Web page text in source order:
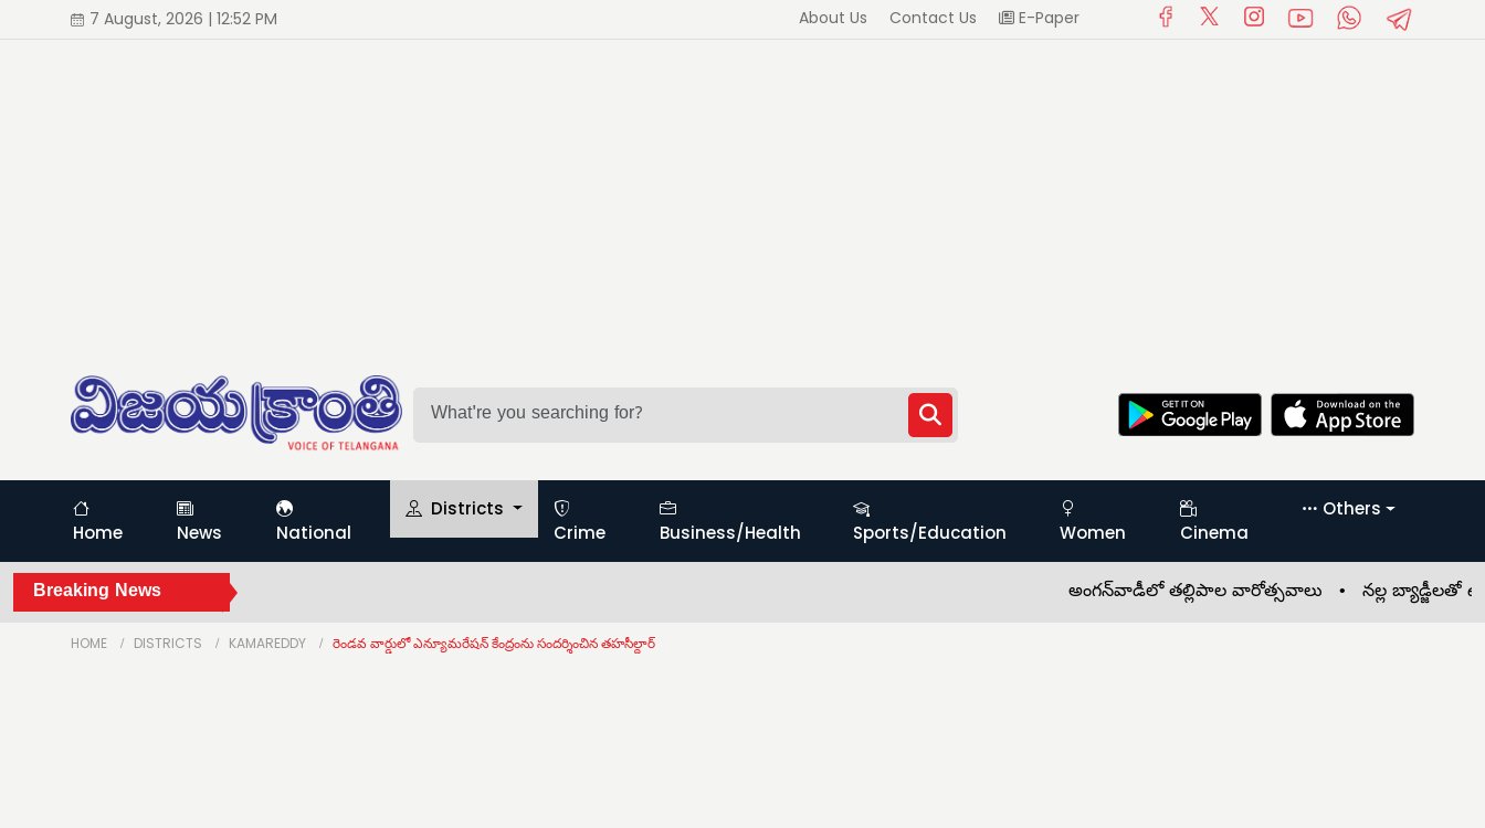
7 August, 2026 | 12:52 PM About Us Contact Us E-Paper
Home News National
Districts
Crime
Business/Health Sports/Education Women Cinema
Others
Breaking News అంగన్‌వాడీలో తల్లిపాల వారోత్సవాలు •నల్ల బ్యాడ్జీలతో
HOME DISTRICTS KAMAREDDY రెండవ వార్డులో ఎన్యూమరేషన్ కేంద్రంను సందర్శించిన తహసీల్దార్